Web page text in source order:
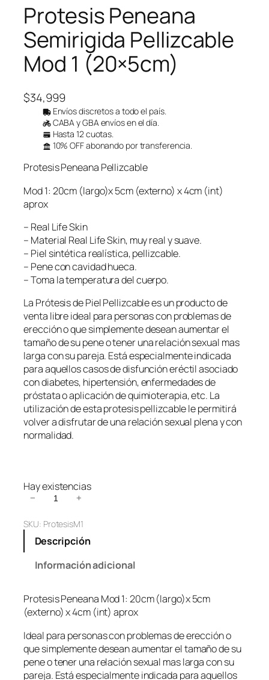
Protesis Peneana
Semirigida Pellizcable
Mod 1 (20×5cm)
$34,999
Envíos discretos a todo el país.
CABA y GBA envíos en el día.
Hasta 12 cuotas.
10% OFF abonando por transferencia.
Protesis Peneana Pellizcable
Mod 1: 20cm (largo)x 5cm (externo) x 4cm (int)
aprox
– Real Life Skin
– Material Real Life Skin, muy real y suave.
– Piel sintética realística, pellizcable.
– Pene con cavidad hueca.
– Toma la temperatura del cuerpo.
La Prótesis de Piel Pellizcable es un producto de
venta libre ideal para personas con problemas de
erección o que simplemente desean aumentar el
tamaño de su pene o tener una relación sexual mas
larga con su pareja. Está especialmente indicada
para aquellos casos de disfunción eréctil asociado
con diabetes, hipertensión, enfermedades de
próstata o aplicación de quimioterapia, etc. La
utilización de esta protesis pellizcable le permitirá
volver a disfrutar de una relación sexual plena y con
normalidad.
Hay existencias
o
e
P
e
n
e
a
n
− +
SKU: ProtesisM1
Descripción
Información adicional
Protesis Peneana Mod 1: 20cm (largo)x 5cm
(externo) x 4cm (int) aprox
Ideal para personas con problemas de erección o
que simplemente desean aumentar el tamaño de su
pene o tener una relación sexual mas larga con su
pareja. Está especialmente indicada para aquellos